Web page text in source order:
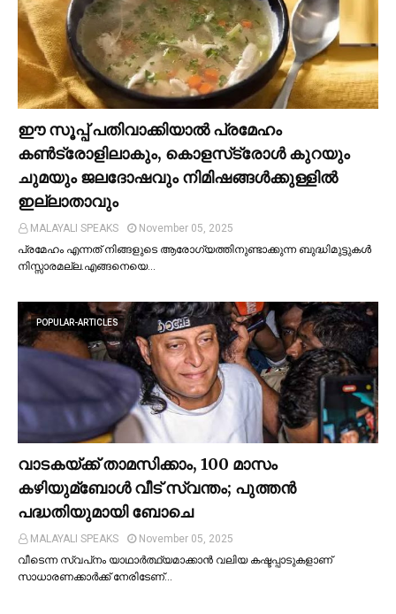
ഈ സൂപ്പ് പതിവാക്കിയാല്‍ പ്രമേഹം
കണ്‍ട്രോളിലാകും, കൊളസ്‌ട്രോള്‍ കുറയും
ചുമയും ജലദോഷവും നിമിഷങ്ങള്‍ക്കുള്ളില്‍
ഇല്ലാതാവും
MALAYALI SPEAKS
November 05, 2025
പ്രമേഹം എന്നത് നിങ്ങളുടെ ആരോഗ്യത്തിനുണ്ടാക്കുന്ന ബുദ്ധിമുട്ടുകള്‍
നിസ്സാരമല്ല.എങ്ങനെയെ…
POPULAR-ARTICLES
വാടകയ്ക്ക് താമസിക്കാം, 100 മാസം
കഴിയുമ്ബോള്‍ വീട് സ്വന്തം; പുത്തന്‍
പദ്ധതിയുമായി ബോചെ
MALAYALI SPEAKS
November 05, 2025
വീടെന്ന സ്വപ്‌നം യാഥാര്‍ത്ഥ്യമാക്കാന്‍ വലിയ കഷ്ടപ്പാടുകളാണ്
സാധാരണക്കാര്‍ക്ക് നേരിടേണ്…